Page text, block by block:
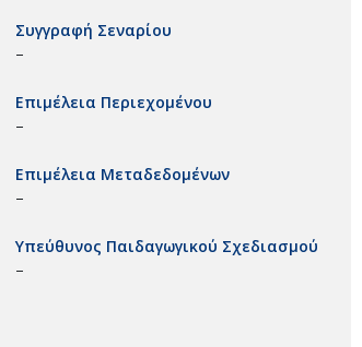
Συγγραφή Σεναρίου
–
Επιμέλεια Περιεχομένου
–
Επιμέλεια Μεταδεδομένων
–
Υπεύθυνος Παιδαγωγικού Σχεδιασμού
–